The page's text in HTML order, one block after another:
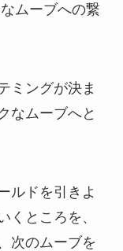
ムーブへの繋
ミングが決ま
なムーブへと
ルドを引きよ
くところを、
次のムーブを